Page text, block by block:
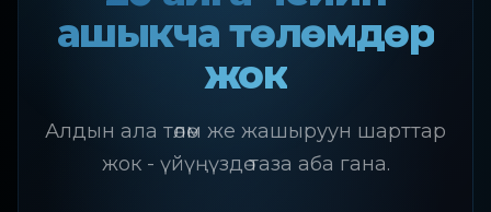
ашыкча төлөмдөр
жок
Алдын ала төлөм же жашыруун шарттар
жок - үйүңүздө таза аба гана.